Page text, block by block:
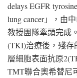
delays EGFR
lung cancer」，由
教授團隊牽頭完成
(TKI)治療後，殘存
層細胞表面抗原
TMT聯合奧希替尼